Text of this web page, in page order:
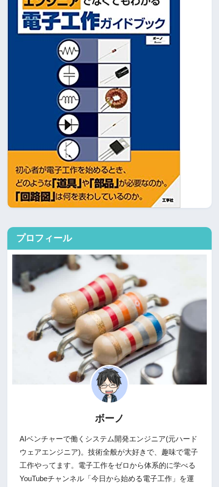
プロフィール
ボーノ
AIベンチャーで働くシステム開発エンジニア(元ハード
ウェアエンジニア)。技術全般が大好きで、趣味で電子
工作やってます。電子工作をゼロから体系的に学べる
YouTubeチャンネル「今日から始める電子工作」を運